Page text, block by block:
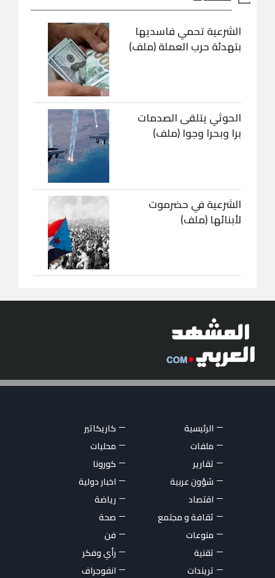
الشرعية تحمي فاسديها
بتهدئة حرب العملة (ملف)
الحوثي يتلقى الصدمات
برا وبحرا وجوا (ملف)
الشرعية في حضرموت
لأبنائها (ملف)
الرئيسية
كاريكاتير
ملفات
محليات
تقارير
كورونا
شؤون عربية
اخبار دولية
اقتصاد
رياضة
ثقافة و مجتمع
صحة
منوعات
فن
تقنية
رأي وفكر
تريندات
انفوجراف